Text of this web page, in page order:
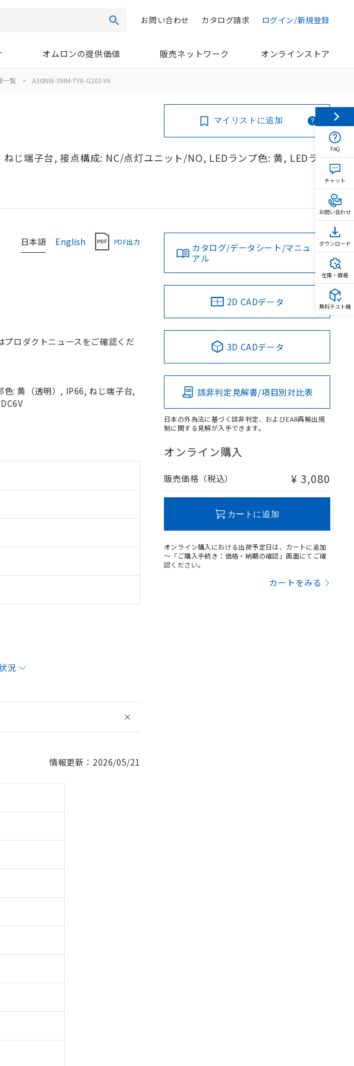
検索 ログイン/新規登録
カタログ請求
お問い合わせ
オムロンの提供価値 販売ネットワーク オンラインストア
一覧 > A30NW-3MM-TYA-G201-YA
じ端子台, 接点構成: NC/点灯ユニット/NO, LEDランプ色: 黄, LEDラン
マイリストに追加
日本語 English PDF出力
プロダクトニュースをご確認くだ
: 黄（透明）, IP66, ねじ端子台,
況
情報更新：2026/05/21
カタログ/データシート/マニュ
アル
2D CADデータ
3D CADデータ
該非判定見解書/項目別対比表
日本の外為法に基づく該非判定、およびEAR再輸出規
制に関する見解が入手できます。
オンライン購入
販売価格（税込） ¥ 3,080
カートに追加
オンライン購入における出荷予定日は、カートに追加
～「ご購入手続き：価格・納期の確認」画面にてご確
認ください。
カートをみる
FAQ
チャット
お問い合わせ
ダウンロード
在庫・価格
無料テスト機